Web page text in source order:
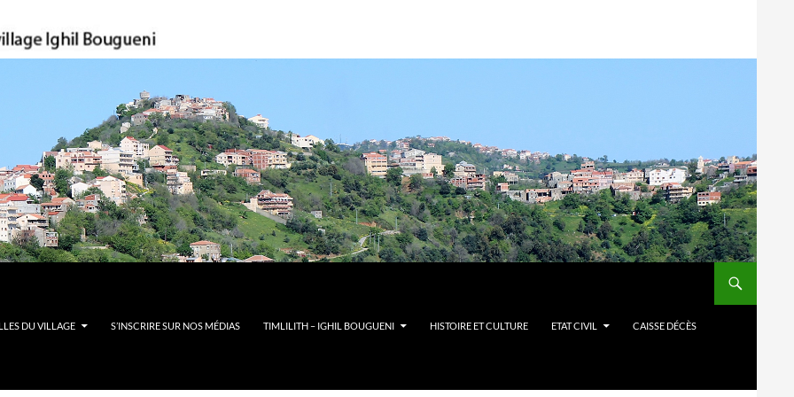
DU VILLAGE S’INSCRIRE SUR NOS MÉDIAS TIMLILITH – IGHIL BOUGUENI HISTOIRE ET CULTURE ETAT CIVIL CAISSE DÉCÈS